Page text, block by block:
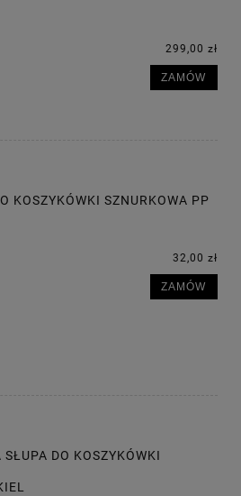
299,00 zł
ZAMÓW
KOSZYKÓWKI SZNURKOWA PP
32,00 zł
ZAMÓW
DO KOSZYKÓWKI